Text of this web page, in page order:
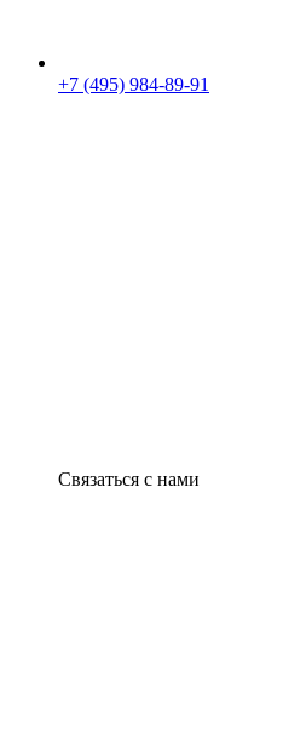
+7 (495) 984-89-91
Связаться с нами